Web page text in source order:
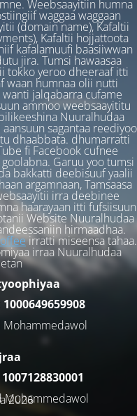
Weebsaayitiin humna
waggaa waggaan
(domain name), Kafaltii
Kafaltii hojjattoota
kafalamuufi baasiiwwan
jira. Tumsi hawaasaa
tokko yeroo dheeraaf itti
waan humnaa olii nutti
jalqabarra cufame
ammoo weebsaayititu
Nuuralhudaa
sagantaa reediyoo
dhaabbata. dhumarratti
fi Facebook cufnee
Garuu yoo tumsi
bakkatti deebisuuf yaalii
argamnaan, Tamsaasa
irra deebinee
haarayaan itti fufsiisuun
Website Nuuralhudaa
hirmaadhaa.
irratti miseensa tahaa.
irraa Nuuralhudaa
1000649659908
Mohammedawol
1007128830001
Muhammedawol
2026